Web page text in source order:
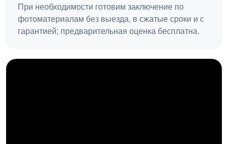
При необходимости готовим заключение по
фотоматериалам без выезда, в сжатые сроки и с
гарантией; предварительная оценка бесплатна.